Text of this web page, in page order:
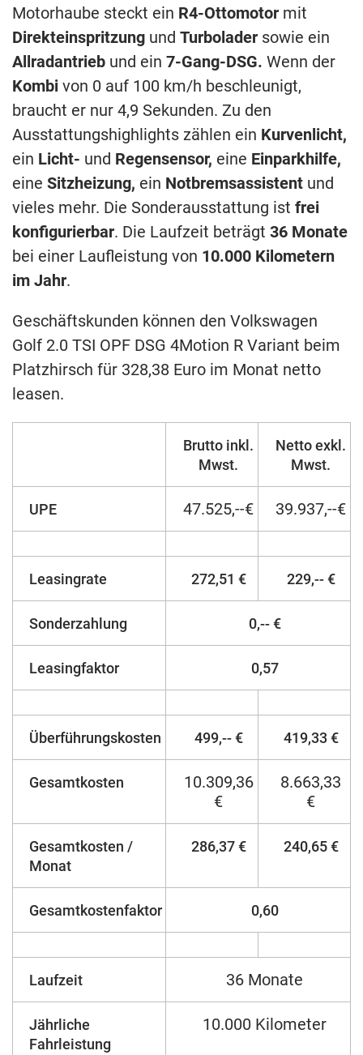
Motorhaube steckt ein R4-Ottomotor mit
Direkteinspritzung und Turbolader sowie ein
Allradantrieb und ein 7-Gang-DSG. Wenn der
Kombi von 0 auf 100 km/h beschleunigt,
braucht er nur 4,9 Sekunden. Zu den
Ausstattungshighlights zählen ein Kurvenlicht,
ein Licht- und Regensensor, eine Einparkhilfe,
eine Sitzheizung, ein Notbremsassistent und
vieles mehr. Die Sonderausstattung ist frei
konfigurierbar. Die Laufzeit beträgt 36 Monate
bei einer Laufleistung von 10.000 Kilometern
im Jahr.
Geschäftskunden können den Volkswagen
Golf 2.0 TSI OPF DSG 4Motion R Variant beim
Platzhirsch für 328,38 Euro im Monat netto
leasen.
Brutto inkl.
Mwst.
Netto exkl.
Mwst.
UPE 47.525,--€ 39.937,--€
Leasingrate 272,51 € 229,-- €
Sonderzahlung 0,-- €
Leasingfaktor 0,57
Überführungskosten 499,-- € 419,33 €
Gesamtkosten
10.309,36
€
8.663,33
€
Gesamtkosten /
Monat
286,37 € 240,65 €
Gesamtkostenfaktor 0,60
Laufzeit 36 Monate
Jährliche
Fahrleistung
10.000 Kilometer